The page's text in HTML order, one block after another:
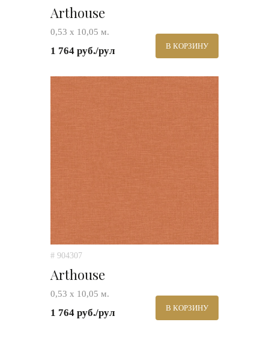
Arthouse
0,53 х 10,05 м.
1 764 руб./рул В КОРЗИНУ
# 904307
Arthouse
0,53 х 10,05 м.
1 764 руб./рул В КОРЗИНУ